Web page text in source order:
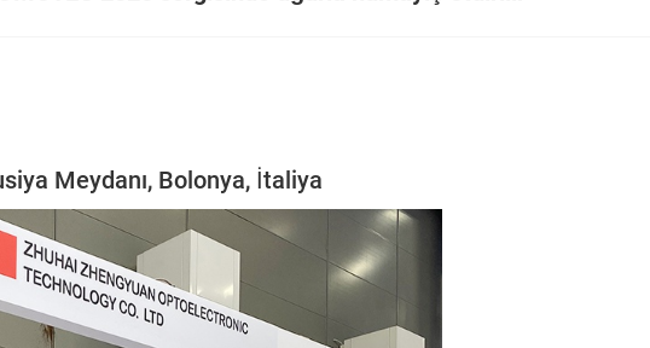
Meydanı, Bolonya, İtaliya